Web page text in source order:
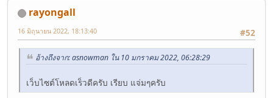
rayongall
#52
16 มิถุนายน 2022, 18:13:40
อ้างถึงจาก: asnowman ใน 10 มกราคม 2022, 06:28:29
เว็บไซต์โหลดเร็วดีครับ เรียบ แจ่มๆครับ